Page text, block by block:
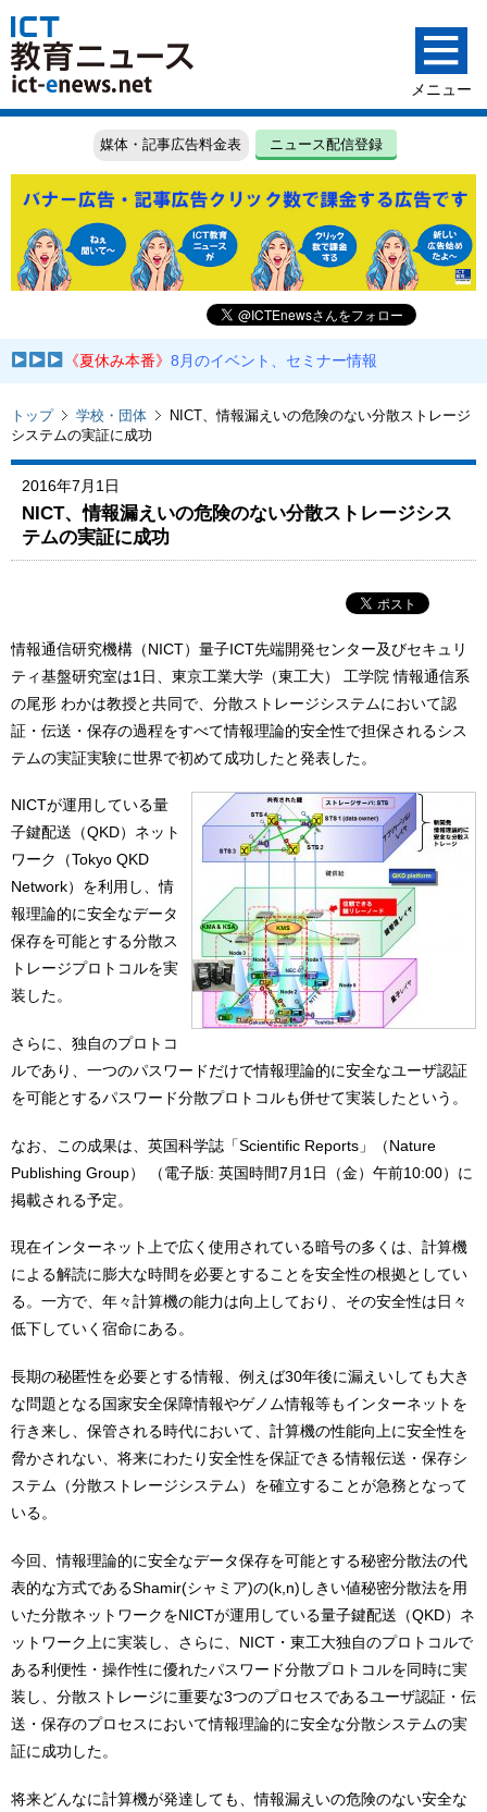
媒体・記事広告料金表 ニュース配信登録
《夏休み本番》8月のイベント、セミナー情報
トップ 学校・団体
NICT、情報漏えいの危険のない分散ストレージ
システムの実証に成功
2016年7月1日
NICT、情報漏えいの危険のない分散ストレージシス
テムの実証に成功
情報通信研究機構（NICT）量子ICT先端開発センター及びセキュリ
ティ基盤研究室は1日、東京工業大学（東工大） 工学院 情報通信系
の尾形 わかは教授と共同で、分散ストレージシステムにおいて認
証・伝送・保存の過程をすべて情報理論的安全性で担保されるシス
テムの実証実験に世界で初めて成功したと発表した。
NICTが運用している量
子鍵配送（QKD）ネット
ワーク（Tokyo QKD
Network）を利用し、情
報理論的に安全なデータ
保存を可能とする分散ス
トレージプロトコルを実
装した。
さらに、独自のプロトコ
ルであり、一つのパスワードだけで情報理論的に安全なユーザ認証
を可能とするパスワード分散プロトコルも併せて実装したという。
なお、この成果は、英国科学誌「Scientific Reports」（Nature
Publishing Group） （電子版: 英国時間7月1日（金）午前10:00）に
掲載される予定。
現在インターネット上で広く使用されている暗号の多くは、計算機
による解読に膨大な時間を必要とすることを安全性の根拠としてい
る。一方で、年々計算機の能力は向上しており、その安全性は日々
低下していく宿命にある。
長期の秘匿性を必要とする情報、例えば30年後に漏えいしても大き
な問題となる国家安全保障情報やゲノム情報等もインターネットを
行き来し、保管される時代において、計算機の性能向上に安全性を
脅かされない、将来にわたり安全性を保証できる情報伝送・保存シ
ステム（分散ストレージシステム）を確立することが急務となって
いる。
今回、情報理論的に安全なデータ保存を可能とする秘密分散法の代
表的な方式であるShamir(シャミア)の(k,n)しきい値秘密分散法を用
いた分散ネットワークをNICTが運用している量子鍵配送（QKD）ネ
ットワーク上に実装し、さらに、NICT・東工大独自のプロトコルで
ある利便性・操作性に優れたパスワード分散プロトコルを同時に実
装し、分散ストレージに重要な3つのプロセスであるユーザ認証・伝
送・保存のプロセスにおいて情報理論的に安全な分散システムの実
証に成功した。
将来どんなに計算機が発達しても、情報漏えいの危険のない安全な